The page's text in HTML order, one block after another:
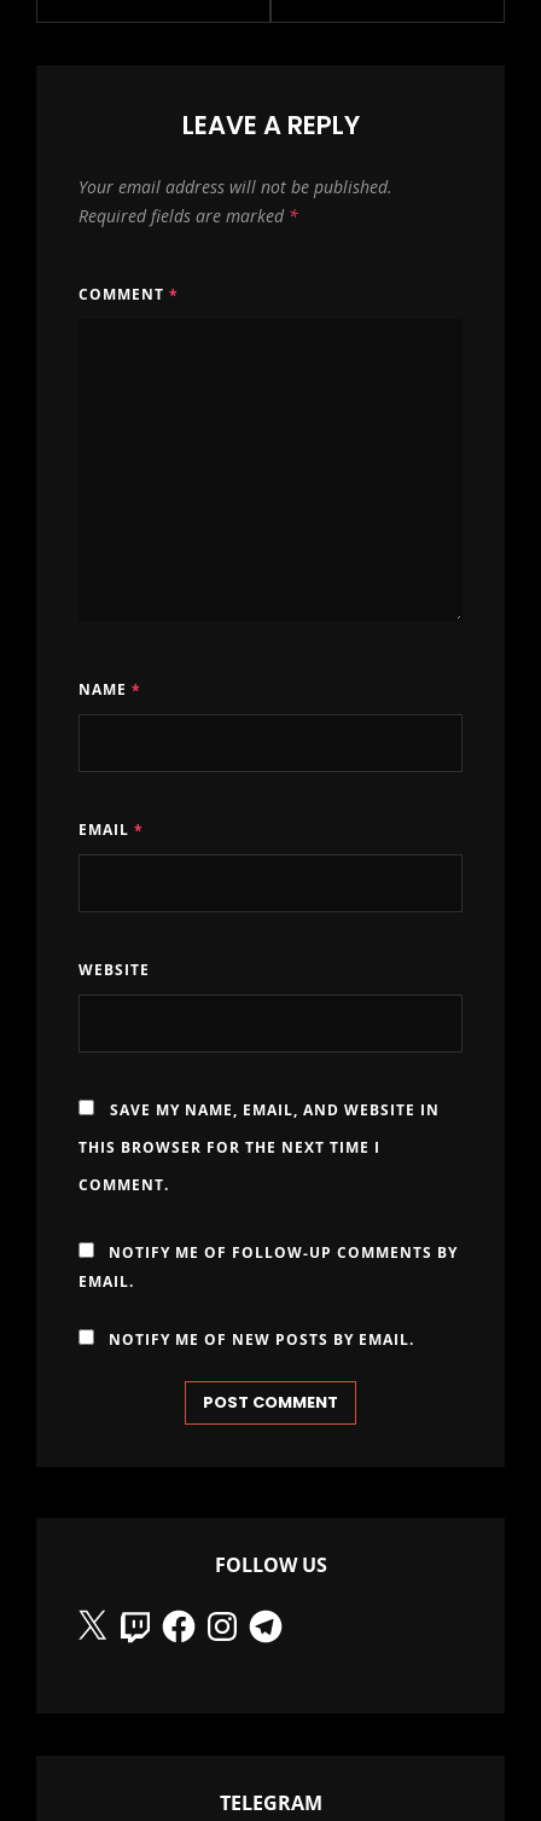
LEAVE A REPLY
Your email address will not be published.
Required fields are marked *
COMMENT *
NAME *
EMAIL *
WEBSITE
SAVE MY NAME, EMAIL, AND WEBSITE IN
THIS BROWSER FOR THE NEXT TIME I
COMMENT.
NOTIFY ME OF FOLLOW-UP COMMENTS BY
EMAIL.
NOTIFY ME OF NEW POSTS BY EMAIL.
FOLLOW US
X
TwitchFacebookInstagramTelegram
TELEGRAM